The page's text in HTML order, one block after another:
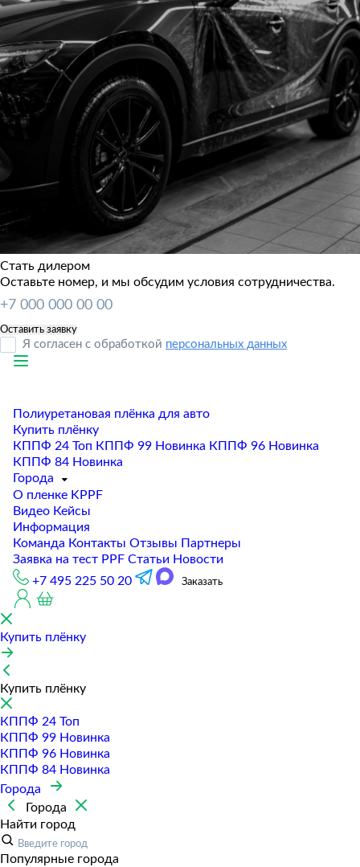
Стать дилером
Оставьте номер, и мы обсудим условия сотрудничества.
Я согласен с обработкой персональных данных
Полиуретановая плёнка для авто
Купить плёнку
КППФ 24 Топ КППФ 99 Новинка КППФ 96 Новинка
КППФ 84 Новинка
Города
О пленке KPPF
Видео Кейсы
Информация
Команда Контакты Отзывы Партнеры
Заявка на тест PPF Статьи Новости
+7 495 225 50 20
Заказать
Купить плёнку
Купить плёнку
КППФ 24 Топ
КППФ 99 Новинка
КППФ 96 Новинка
КППФ 84 Новинка
Города
Города
Найти город
Популярные города